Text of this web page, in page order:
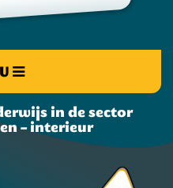
in de sector
– interieur